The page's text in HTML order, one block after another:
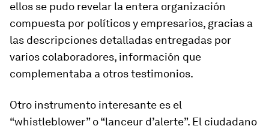
ellos se pudo revelar la entera organización
compuesta por políticos y empresarios, gracias a
las descripciones detalladas entregadas por
varios colaboradores, información que
complementaba a otros testimonios.
Otro instrumento interesante es el
“whistleblower” o “lanceur d’alerte”. El ciudadano